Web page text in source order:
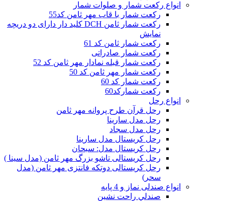
انواع رکعت شمار و صلوات شمار
رکعت شمار با قاب مهر ثامن کد55
رکعت شمار ثامن DCH کلید دار دارای دو دریچه
نمایش
رکعت شمار ثامن کد 61
رکعت شمار صادراتی
رکعت شمار قبله نمادار مهر ثامن کد 52
رکعت شمار مهر ثامن کد 50
رکعت شمار کد 60
رکعت شمارکد60
انواع رحل
رحل قرآن طرح پروانه مهر ثامن
رحل مدل سارینا
رحل مدل سجاد
رحل کریستال مدل سارینا
رحل کریستال مدل: سبحان
رحل کریستالی تاشو بزرگ مهر ثامن (مدل سینا )
رحل کریستالی دوتکه فانتزی مهر ثامن (مدل
سحر)
انواع صندلی نماز و 4 پایه
صندلي راحت نشين